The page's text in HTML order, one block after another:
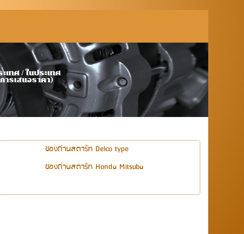
า นำเข้า โรงงานต่างประเทศ / ในประเทศ
รเสนอราคา)
ซองถ่านสตาร์ท Delco type
ซองถ่านสตาร์ท Honda Mitsuba